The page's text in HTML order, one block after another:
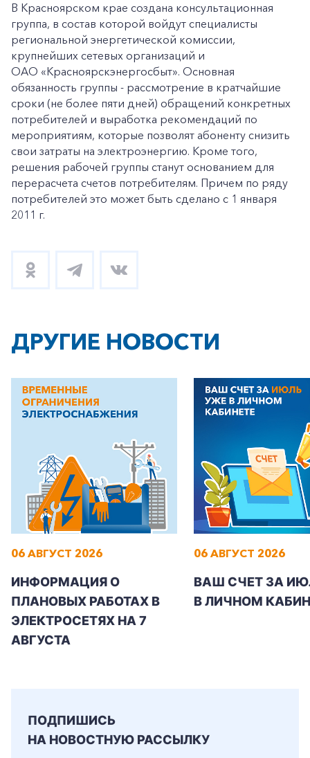
Заказать обратный звонок
Корпоративным клиентам
В Красноярском крае создана консультационная
группа, в состав которой войдут специалисты
региональной энергетической комиссии,
крупнейших сетевых организаций и
ОАО «Красноярскэнергосбыт». Основная
обязанность группы - рассмотрение в кратчайшие
сроки (не более пяти дней) обращений конкретных
потребителей и выработка рекомендаций по
мероприятиям, которые позволят абоненту снизить
свои затраты на электроэнергию. Кроме того,
решения рабочей группы станут основанием для
перерасчета счетов потребителям. Причем по ряду
потребителей это может быть сделано с 1 января
2011 г.
ДРУГИЕ НОВОСТИ
06 АВГУСТ 2026
ИНФОРМАЦИЯ О
ПЛАНОВЫХ РАБОТАХ В
ЭЛЕКТРОСЕТЯХ НА 7
АВГУСТА
06 АВГУСТ 2026
ВАШ СЧЕТ ЗА
В ЛИЧНОМ
ПОДПИШИСЬ
НА НОВОСТНУЮ РАССЫЛКУ